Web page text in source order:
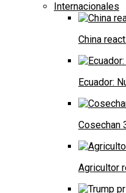
Internacionales
China
Ecuador:
Cosechan
Agricultor